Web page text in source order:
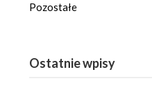
Pozostałe
Ostatnie wpisy